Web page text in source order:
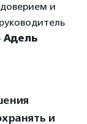
и
Адель
и